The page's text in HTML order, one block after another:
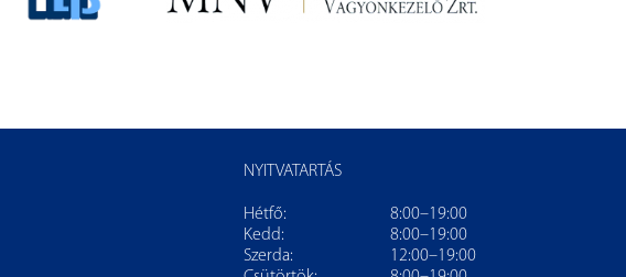
NYITVATARTÁS
Hétfő:
8:00–19:00
Kedd:
8:00–19:00
Szerda:
12:00–19:00